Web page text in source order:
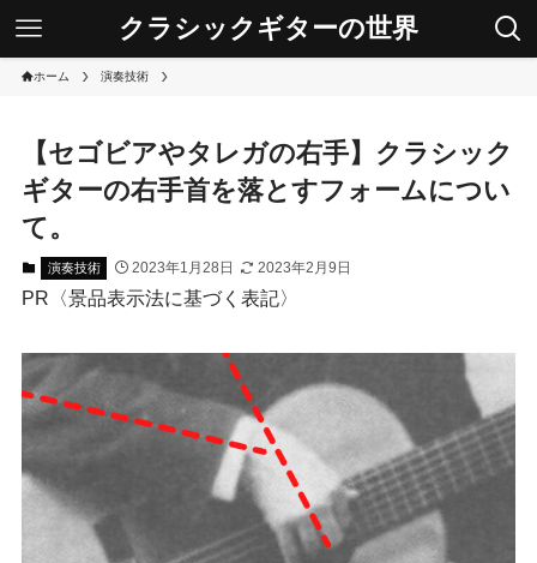
クラシックギターの世界
ホーム 演奏技術
【セゴビアやタレガの右手】クラシック
ギターの右手首を落とすフォームについ
て。
演奏技術 2023年1月28日 2023年2月9日
PR〈景品表示法に基づく表記〉